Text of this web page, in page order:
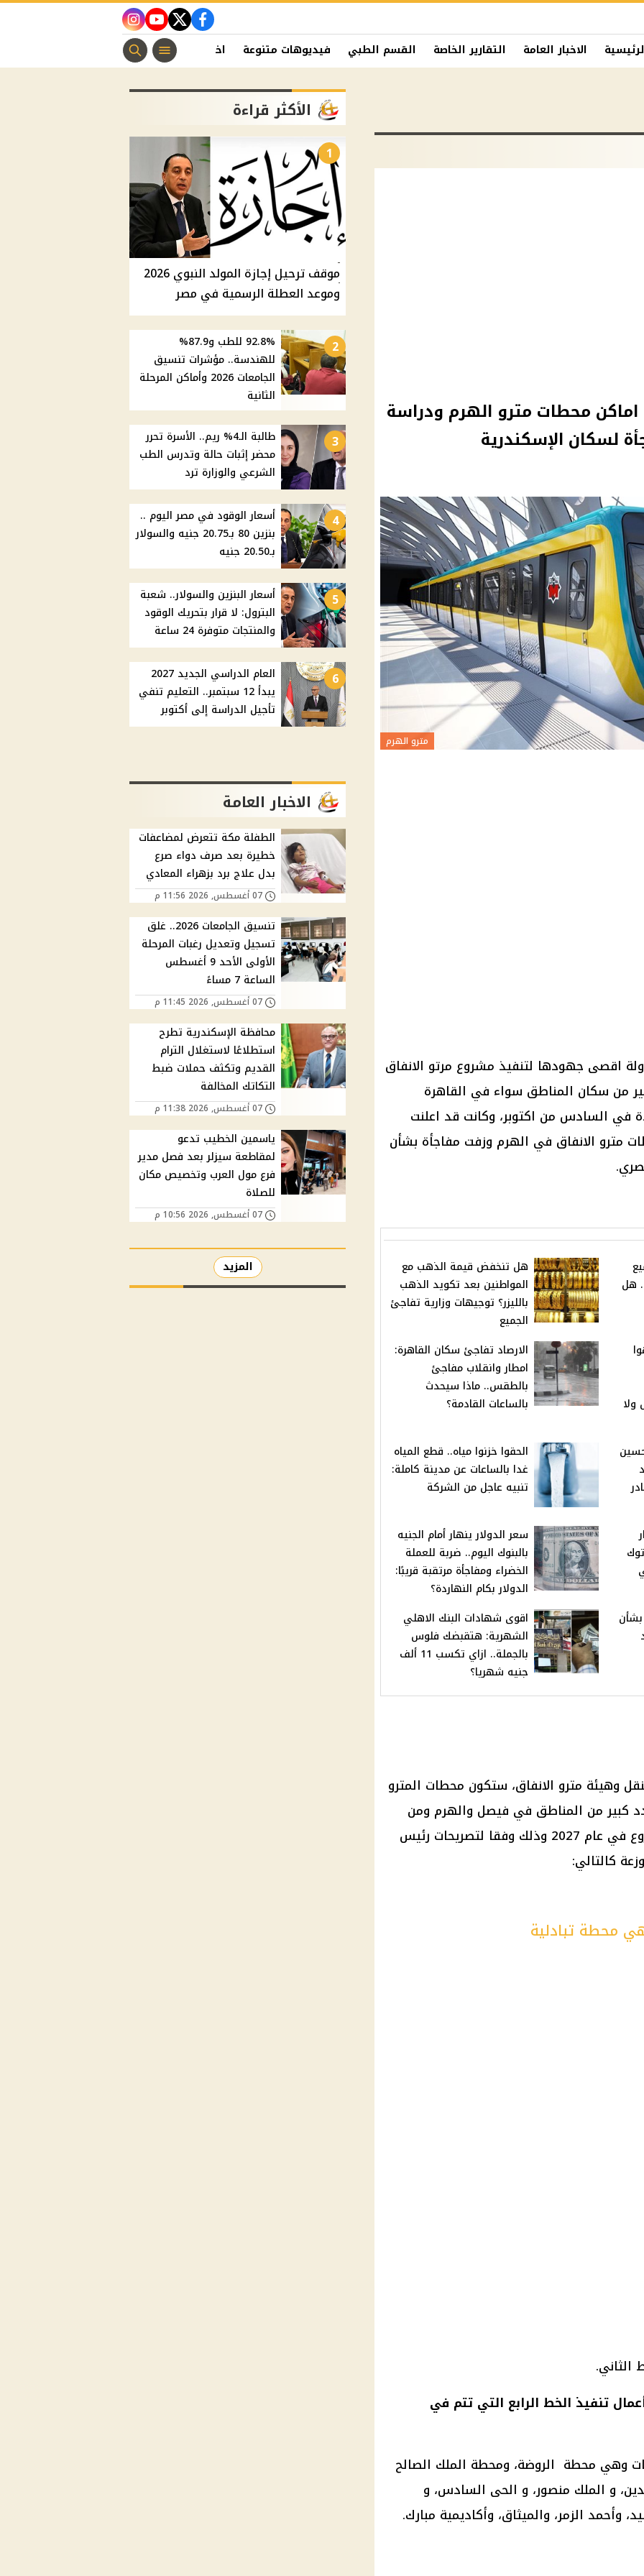
facebook
twitter
youtube
instagram
الاخبار العامة التقارير الخاصة القسم الطبي فيديوهات متنوعة اخبار الفن منوعات مسيحية
محطات مترو الهرم ودراسة
لسكان الإسكندرية
مترو الهرم
اقصى جهودها لتنفيذ مشروع مرتو الانفاق
من سكان المناطق سواء في القاهرة
في السادس من اكتوبر، وكانت قد اعلنت
مترو الانفاق في الهرم وزفت مفاجأة بشأن
هل
هل تنخفض قيمة الذهب مع
المواطنين بعد تكويد الذهب
بالليزر؟ توجيهات وزارية تفاجئ
الجميع
الارصاد تفاجئ سكان القاهرة:
امطار وانقلاب مفاجئ
بالطقس.. ماذا سيحدث
بالساعات القادمة؟
الحقوا خزنوا مياه.. قطع المياه
غدا بالساعات عن مدينة كاملة:
تنبيه عاجل من الشركة
سعر الدولار ينهار أمام الجنيه
بالبنوك اليوم.. ضربة للعملة
الخضراء ومفاجأة مرتقبة قريبًا:
الدولار بكام النهاردة؟
اقوى شهادات البنك الاهلي
الشهرية: هتقبضك فلوس
بالجملة.. ازاي تكسب 11 ألف
جنيه شهريا؟
وهيئة مترو الانفاق، ستكون محطات المترو
كبير من المناطق في فيصل والهرم ومن
المتوقع أن يتم الانتهاء من المشروع في عام 2027 وذلك وفقا لتصريحات رئيس
كالتالي:
محطة تبادلية
تنفيذ الخط الرابع التي تتم في
وهي محطة الروضة، ومحطة الملك الصالح
و الملك منصور، و الحى السادس، و
وأحمد الزمر، والميثاق، وأكاديمية مبارك.
الأكثر قراءة
1
موقف ترحيل إجازة المولد النبوي 2026
وموعد العطلة الرسمية في مصر
2
92.8% للطب و87.9%
للهندسة.. مؤشرات تنسيق
الجامعات 2026 وأماكن المرحلة
الثانية
3
طالبة الـ4% ريم.. الأسرة تحرر
محضر إثبات حالة وتدرس الطب
الشرعي والوزارة ترد
4
أسعار الوقود في مصر اليوم ..
بنزين 80 بـ20.75 جنيه والسولار
بـ20.50 جنيه
5
أسعار البنزين والسولار.. شعبة
البترول: لا قرار بتحريك الوقود
والمنتجات متوفرة 24 ساعة
6
العام الدراسي الجديد 2027
يبدأ 12 سبتمبر.. التعليم تنفي
تأجيل الدراسة إلى أكتوبر
الاخبار العامة
الطفلة مكة تتعرض لمضاعفات
خطيرة بعد صرف دواء صرع
بدل علاج برد بزهراء المعادي
07 أغسطس, 2026 11:56 م
تنسيق الجامعات 2026.. غلق
تسجيل وتعديل رغبات المرحلة
الأولى الأحد 9 أغسطس
الساعة 7 مساءً
07 أغسطس, 2026 11:45 م
محافظة الإسكندرية تطرح
استطلاعًا لاستغلال الترام
القديم وتكثف حملات ضبط
التكاتك المخالفة
07 أغسطس, 2026 11:38 م
ياسمين الخطيب تدعو
لمقاطعة سيزلر بعد فصل مدير
فرع مول العرب وتخصيص مكان
للصلاة
07 أغسطس, 2026 10:56 م
المزيد